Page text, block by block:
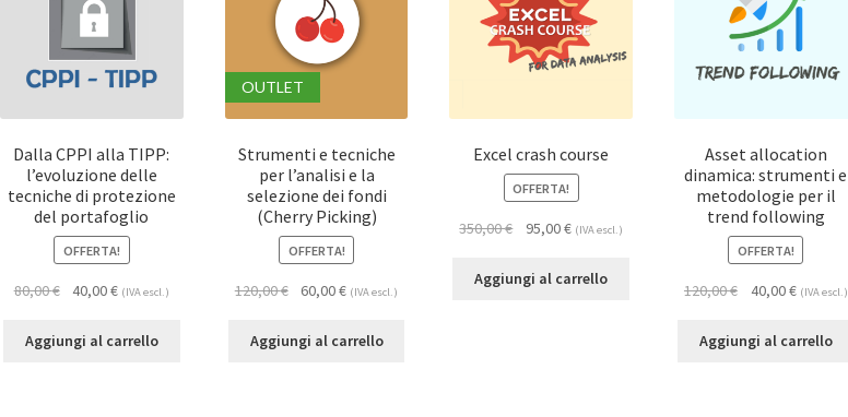
Dalla CPPI alla TIPP:
l’evoluzione delle
tecniche di protezione
del portafoglio
OFFERTA!
80,00€ 40,00€ (IVA escl.)
Aggiungi al carrello
OUTLET
Strumenti e tecniche
per l’analisi e la
selezione dei fondi
(Cherry Picking)
OFFERTA!
120,00€ 60,00€ (IVA escl.)
Aggiungi al carrello
Excel crash course
OFFERTA!
350,00€ 95,00€ (IVA escl.)
Aggiungi al carrello
Asset allocation
dinamica: strumenti e
metodologie per il
trend following
OFFERTA!
120,00€ 40,00€ (IVA escl.)
Aggiungi al carrello